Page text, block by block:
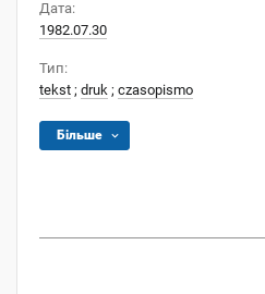
Дата:
1982.07.30
Тип:
tekst ; druk ; czasopismo
Більше